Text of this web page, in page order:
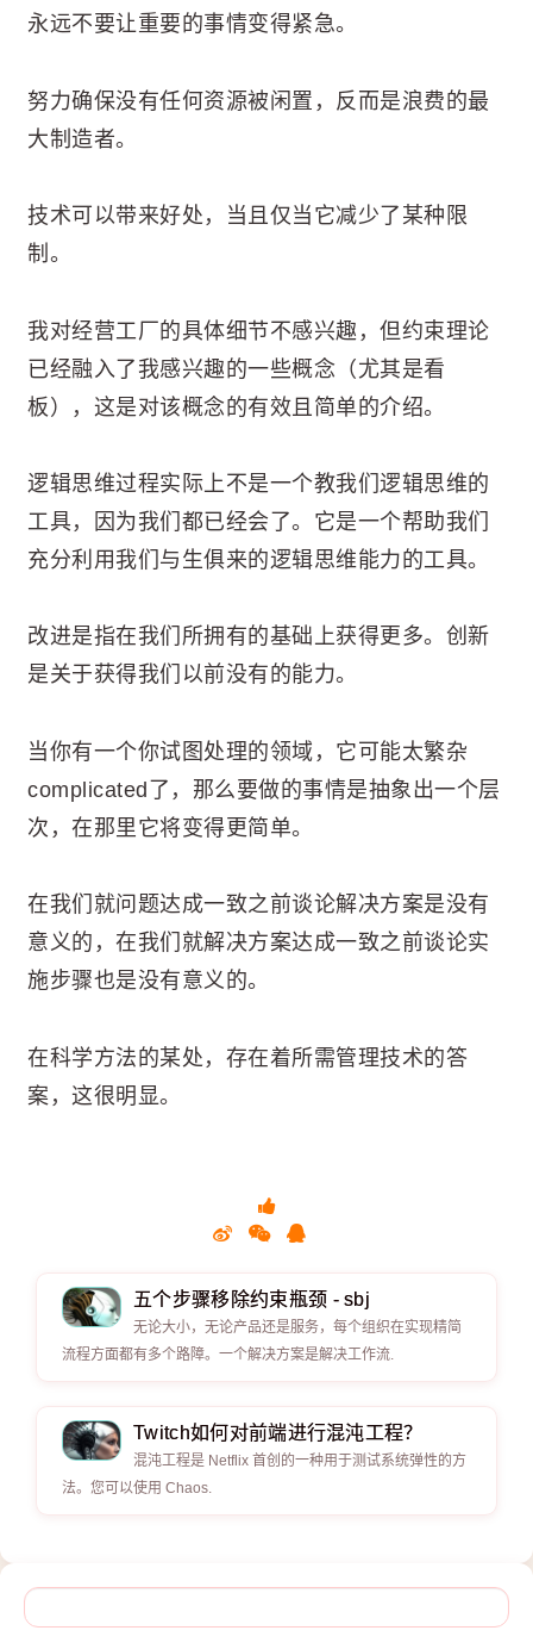
永远不要让重要的事情变得紧急。
努力确保没有任何资源被闲置，反而是浪费的最
大制造者。
技术可以带来好处，当且仅当它减少了某种限
制。
我对经营工厂的具体细节不感兴趣，但约束理论
已经融入了我感兴趣的一些概念（尤其是看
板），这是对该概念的有效且简单的介绍。
逻辑思维过程实际上不是一个教我们逻辑思维的
工具，因为我们都已经会了。它是一个帮助我们
充分利用我们与生俱来的逻辑思维能力的工具。
改进是指在我们所拥有的基础上获得更多。创新
是关于获得我们以前没有的能力。
当你有一个你试图处理的领域，它可能太繁杂
complicated了，那么要做的事情是抽象出一个层
次，在那里它将变得更简单。
在我们就问题达成一致之前谈论解决方案是没有
意义的，在我们就解决方案达成一致之前谈论实
施步骤也是没有意义的。
在科学方法的某处，存在着所需管理技术的答
案，这很明显。
五个步骤移除约束瓶颈 - sbj
无论大小，无论产品还是服务，每个组织在实现精简
流程方面都有多个路障。一个解决方案是解决工作流.
Twitch如何对前端进行混沌工程？
混沌工程是 Netflix 首创的一种用于测试系统弹性的方
法。您可以使用 Chaos.